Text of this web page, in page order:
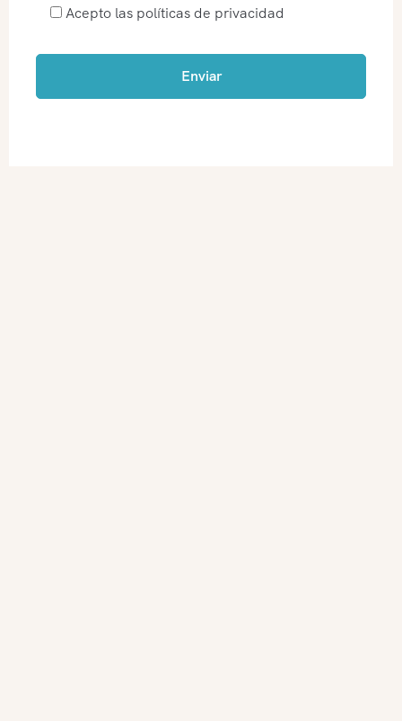
Acepto las políticas de privacidad